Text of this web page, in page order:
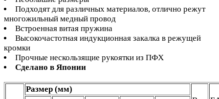
Подходят для различных материалов, отлично режут
многожильный медный провод
Встроенная витая пружина
Высокочастотная индукционная закалка в режущей
кромки
Прочные нескользящие рукоятки из ПФХ
Сделано в Японии
Размер (мм)